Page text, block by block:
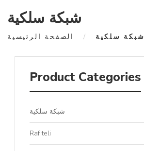
شبكة سلكية
الصفحة الرئيسية شبكة سلكية
Product Categories
شبكة سلكية
Raf teli